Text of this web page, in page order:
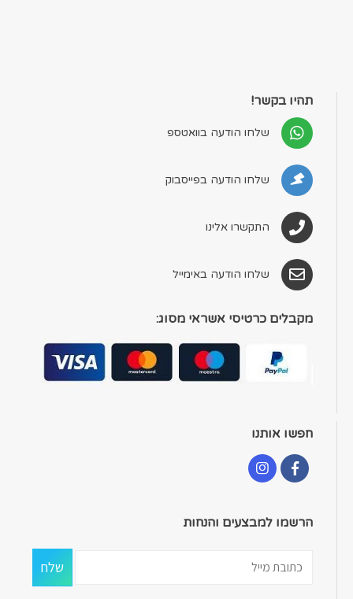
תהיו בקשר!
שלחו הודעה בוואטספ
שלחו הודעה בפייסבוק
התקשרו אלינו
שלחו הודעה באימייל
מקבלים כרטיסי אשראי מסוג:
חפשו אותנו
הרשמו למבצעים והנחות